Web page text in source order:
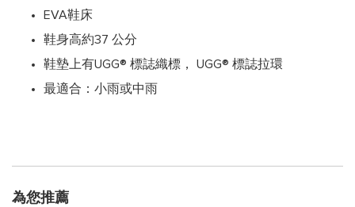
EVA鞋床
鞋身高約37 公分
鞋墊上有UGG® 標誌織標， UGG® 標誌拉環
最適合：小雨或中雨
為您推薦